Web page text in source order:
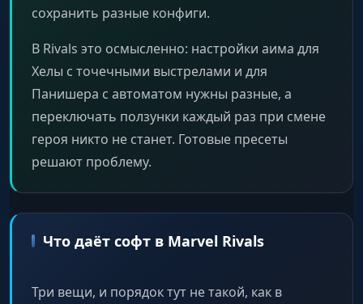
сохранить разные конфиги.
В Rivals это осмысленно: настройки аима для
Хелы с точечными выстрелами и для
Панишера с автоматом нужны разные, а
переключать ползунки каждый раз при смене
героя никто не станет. Готовые пресеты
решают проблему.
Что даёт софт в Marvel Rivals
Три вещи, и порядок тут не такой, как в